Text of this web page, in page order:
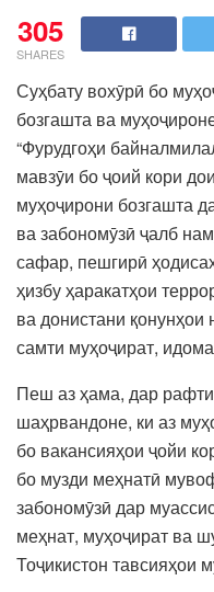
305
SHARES
Суҳбату вохӯрӣ бо
бозгашта ва
“Фурудгоҳи
мавзӯи бо ҷоий кори
муҳоҷирони бозгашта
ва забономӯзӣ ҷалб
сафар, пешгирӣ
ҳизбу ҳаракатҳои
ва донистани
самти муҳоҷират,
Пеш аз ҳама, дар
шаҳрвандоне, ки аз
бо вакансияҳои ҷойи
бо музди меҳнатӣ
забономӯзӣ дар
меҳнат, муҳоҷират ва
Тоҷикистон тавсияҳои